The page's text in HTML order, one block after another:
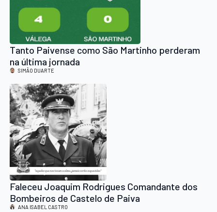
Tanto Paivense como São Martinho perderam
na última jornada
SIMÃO DUARTE
Faleceu Joaquim Rodrigues Comandante dos
Bombeiros de Castelo de Paiva
ANA ISABEL CASTRO